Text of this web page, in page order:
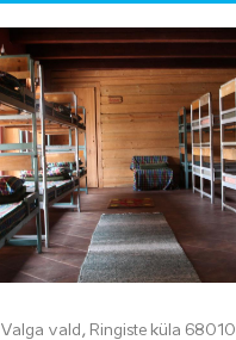
Valga vald, Ringiste küla 68010